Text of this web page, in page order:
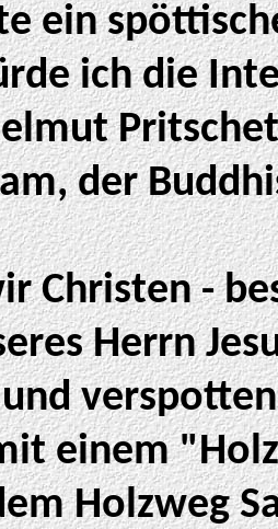
ein
ich die
der
Christen -
Herrn
einem
Holzweg